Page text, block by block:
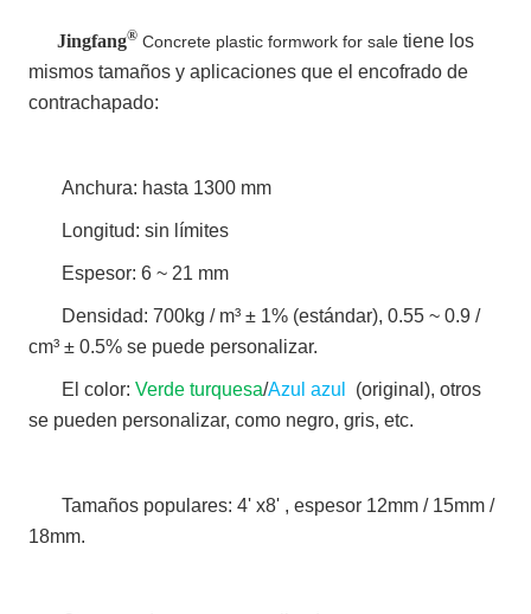
Jingfang® Concrete plastic formwork for sale tiene los
mismos tamaños y aplicaciones que el encofrado de
contrachapado:
Anchura: hasta 1300 mm
Longitud: sin límites
Espesor: 6 ~ 21 mm
Densidad: 700kg / m³ ± 1% (estándar), 0.55 ~ 0.9 /
cm³ ± 0.5% se puede personalizar.
El color:Verde turquesa/Azul azul
(original), otros
se pueden personalizar, como negro, gris, etc.
Tamaños populares: 4' x8' , espesor 12mm / 15mm /
18mm.